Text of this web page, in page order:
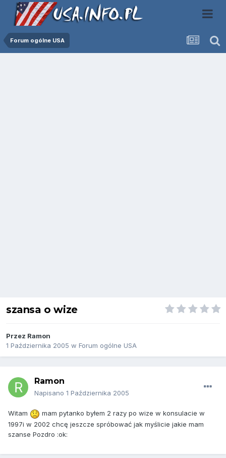
Forum ogólne USA
szansa o wize
Przez Ramon
1 Października 2005 w Forum ogólne USA
Ramon
Napisano 1 Października 2005
Witam
mam pytanko byłem 2 razy po wize w konsulacie w
1997i w 2002 chcę jeszcze spróbować jak myślicie jakie mam
szanse Pozdro :ok: